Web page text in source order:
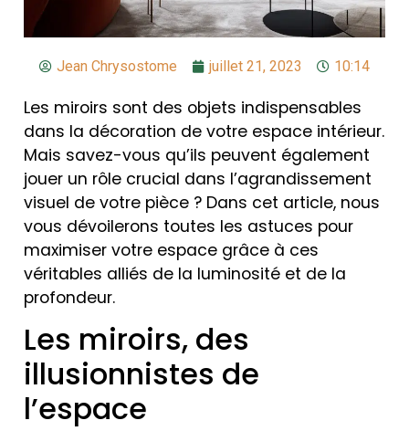
Jean Chrysostome juillet 21, 2023 10:14
Les miroirs sont des objets indispensables
dans la décoration de votre espace intérieur.
Mais savez-vous qu’ils peuvent également
jouer un rôle crucial dans l’agrandissement
visuel de votre pièce ? Dans cet article, nous
vous dévoilerons toutes les astuces pour
maximiser votre espace grâce à ces
véritables alliés de la luminosité et de la
profondeur.
Les miroirs, des
illusionnistes de
l’espace